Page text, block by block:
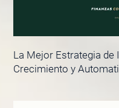
La Mejor Estrategia de
Crecimiento y